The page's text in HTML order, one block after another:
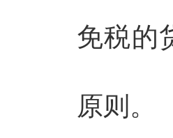
免税的
原则。